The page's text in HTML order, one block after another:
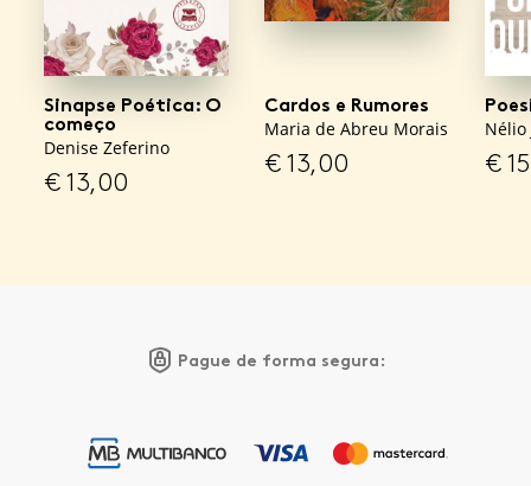
Sinapse Poética: O
começo
Denise Zeferino
€13,00
Cardos e Rumores
Maria de Abreu Morais
€13,00
Nélio
€
Pague de forma segura: